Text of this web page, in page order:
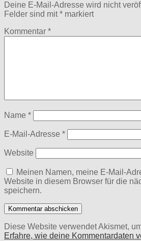
Deine E-Mail-Adresse wird nicht
Felder sind mit* markiert
Kommentar *
Name *
E-Mail-Adresse *
Website
Meinen Namen, meine E-Mail-
Website in diesem Browser für die
speichern.
Diese Website verwendet Akismet,
Erfahre, wie deine Kommentardaten